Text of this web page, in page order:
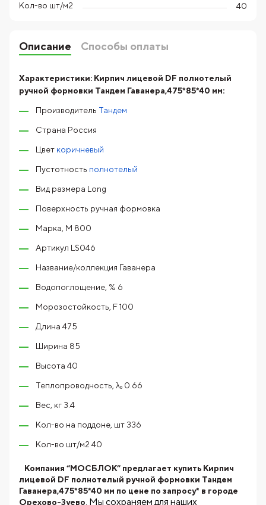
Кол-во шт/м2 40
Описание Способы оплаты
Характеристики: Кирпич лицевой DF полнотелый
ручной формовки Тандем Гаванера,475*85*40 мм:
Производитель Тандем
Страна Россия
Цвет коричневый
Пустотность полнотелый
Вид размера Long
Поверхность ручная формовка
Марка, М 800
Артикул LS046
Название/коллекция Гаванера
Водопоглощение, % 6
Морозостойкость, F 100
Длина 475
Ширина 85
Высота 40
Теплопроводность, λ₀ 0.66
Вес, кг 3.4
Кол-во на поддоне, шт 336
Кол-во шт/м2 40
Компания “МОСБЛОК” предлагает купить Кирпич
лицевой DF полнотелый ручной формовки Тандем
Гаванера,475*85*40 мм по цене по запросу* в городе
Орехово-Зуево. Мы сохраняем для наших